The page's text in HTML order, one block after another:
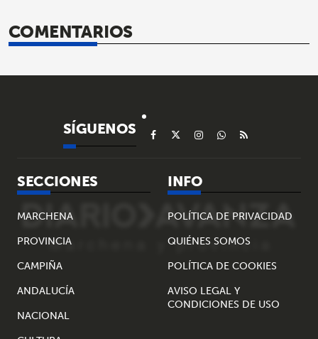
COMENTARIOS
SÍGUENOS
SECCIONES
MARCHENA
PROVINCIA
CAMPIÑA
ANDALUCÍA
NACIONAL
INFO
POLÍTICA DE PRIVACIDAD
QUIÉNES SOMOS
POLÍTICA DE COOKIES
AVISO LEGAL Y
CONDICIONES DE USO